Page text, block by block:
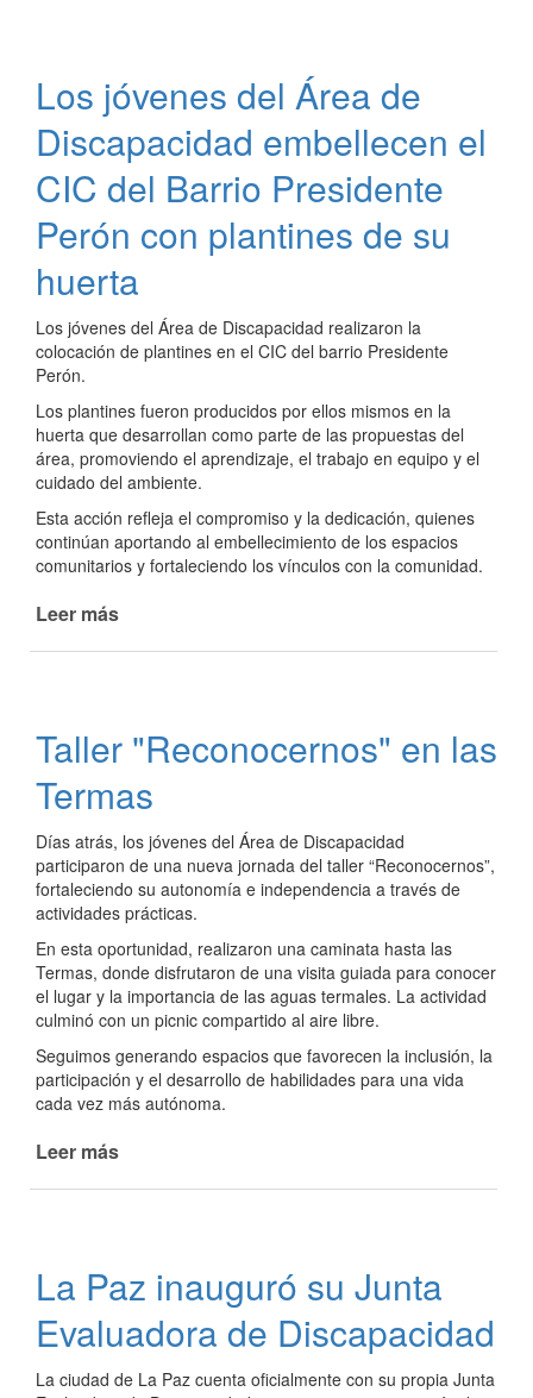
Área
de
Discapacidad
Los jóvenes del Área de
Discapacidad embellecen el
CIC del Barrio Presidente
Perón con plantines de su
huerta
Los jóvenes del Área de Discapacidad realizaron la
colocación de plantines en el CIC del barrio Presidente
Perón.
Los plantines fueron producidos por ellos mismos en la
huerta que desarrollan como parte de las propuestas del
área, promoviendo el aprendizaje, el trabajo en equipo y el
cuidado del ambiente.
Esta acción refleja el compromiso y la dedicación, quienes
continúan aportando al embellecimiento de los espacios
comunitarios y fortaleciendo los vínculos con la comunidad.
Leer más
de
Discapacidad
embellecen
CIC
del
Barrio
Presidente
Perón
con
plantines
de
su
huerta
Taller "Reconocernos" en las
Termas
Días atrás, los jóvenes del Área de Discapacidad
participaron de una nueva jornada del taller “Reconocernos”,
fortaleciendo su autonomía e independencia a través de
actividades prácticas.
En esta oportunidad, realizaron una caminata hasta las
Termas, donde disfrutaron de una visita guiada para conocer
el lugar y la importancia de las aguas termales. La actividad
culminó con un picnic compartido al aire libre.
Seguimos generando espacios que favorecen la inclusión, la
participación y el desarrollo de habilidades para una vida
cada vez más autónoma.
Leer más
Termas
La Paz inauguró su Junta
Evaluadora de Discapacidad
La ciudad de La Paz cuenta oficialmente con su propia Junta